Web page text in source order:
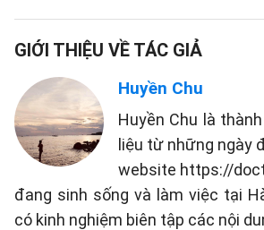
GIỚI THIỆU VỀ TÁC GIẢ
Huyền Chu
Huyền Chu là
liệu từ những ngày
website https://
đang sinh sống và làm việc tại
có kinh nghiệm biên tập các nội